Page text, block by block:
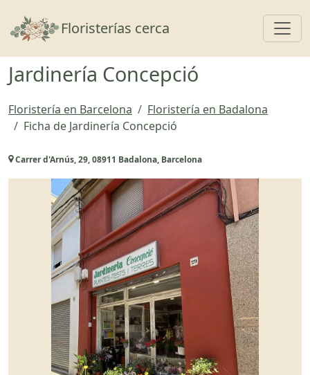
Floristerías cerca
Jardinería Concepció
Floristería en Barcelona
Floristería en Badalona
Ficha de Jardinería Concepció
Carrer d'Arnús, 29, 08911 Badalona, Barcelona